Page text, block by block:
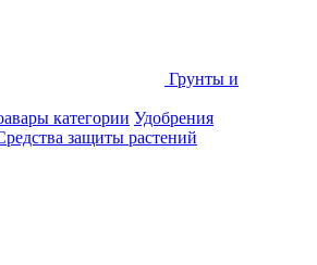
Грунты и
категории Удобрения
защиты растений